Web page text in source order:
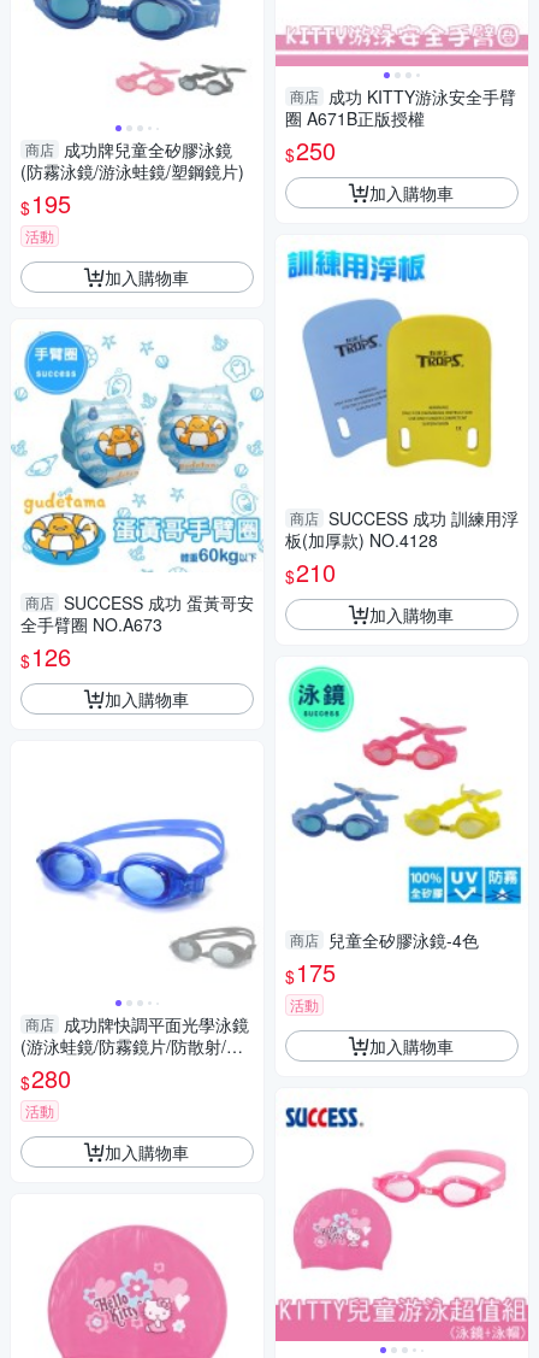
商店 成功牌兒童全矽膠泳鏡
(防霧泳鏡/游泳蛙鏡/塑鋼鏡片)
$195
活動
加入購物車
商店 SUCCESS 成功 蛋黃哥安
全手臂圈 NO.A673
$126
加入購物車
商店 成功牌快調平面光學泳鏡
(游泳蛙鏡/防霧鏡片/防散射/浮
淺/水上活動/GetSport)
$280
活動
加入購物車
商店 成功 KITTY游泳安全手臂
圈 A671B正版授權
$250
加入購物車
商店 SUCCESS 成功 訓練用浮
板(加厚款) NO.4128
$210
加入購物車
商店 兒童全矽膠泳鏡-4色
$175
活動
加入購物車